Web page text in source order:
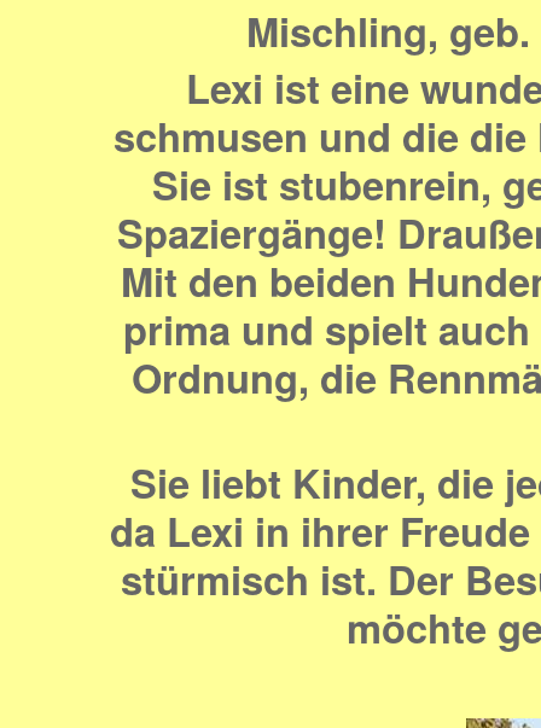
Mischling, geb.
Lexi ist eine
schmusen und die
Sie ist stubenrein,
Spaziergänge!
Mit den beiden
prima und spielt
Ordnung, die
Sie liebt Kinder, die
da Lexi in ihrer
stürmisch ist. Der
möchte